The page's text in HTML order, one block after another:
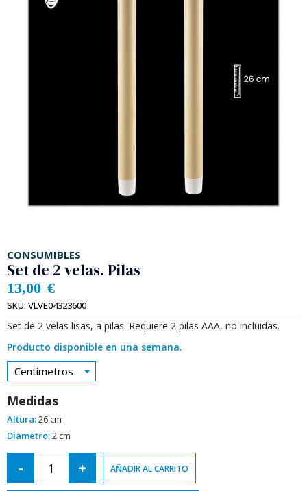
CONSUMIBLES
Set de 2 velas. Pilas
13,00 €
SKU: VLVE04323600
Set de 2 velas lisas, a pilas. Requiere 2 pilas AAA, no incluidas.
Producto disponible en una semana.
Centímetros
Medidas
Altura:26 cm
Diametro:2 cm
- + AÑADIR AL CARRITO
Alternative: